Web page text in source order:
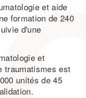
et aide
formation de 240
d'une
et
traumatismes est
unités de 45